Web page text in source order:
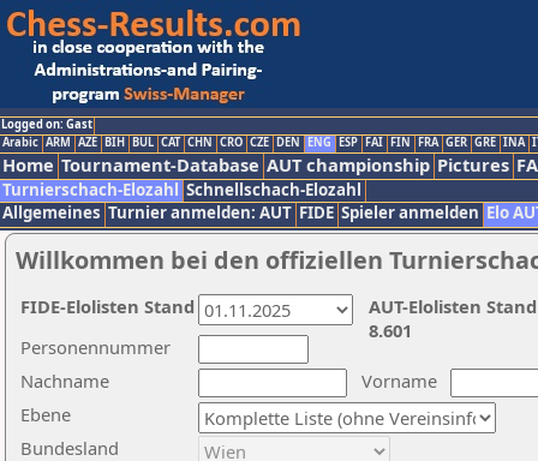
Logged on: Gast
Arabic ARM AZE BIH BUL CAT CHN CRO CZE DEN ENG ESP FAI FIN FRA GER GRE INA
Home Tournament-Database AUT championship Pictures
Turnierschach-Elozahl Schnellschach-Elozahl
Allgemeines Turnier anmelden: AUT FIDE Spieler anmelden Elo
Willkommen bei den offiziellen
Nachname
Vorname
Ebene
Personennummer
Bundesland
AUT-Elolisten
8.601
FIDE-Elolisten Stand